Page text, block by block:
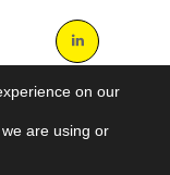
by
on our
are using or